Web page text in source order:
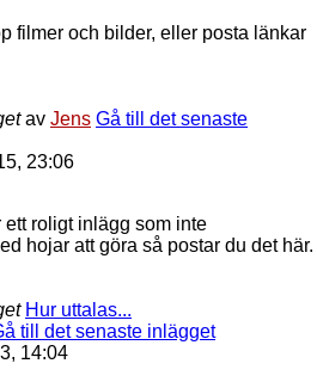
filmer och bilder, eller posta länkar
av Jens Gå till det senaste
23:06
ett roligt inlägg som inte
hojar att göra så postar du det här.
Hur uttalas...
till det senaste inlägget
14:04